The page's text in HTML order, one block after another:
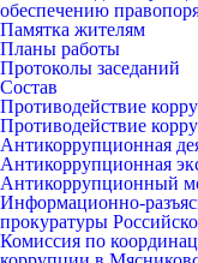
обеспечению
Памятка жителям
Планы работы
Протоколы заседаний
Состав
Противодействие
Противодействие
Антикоррупционная
Антикоррупционная
Антикоррупционный
Информационно-
прокуратуры
Комиссия по